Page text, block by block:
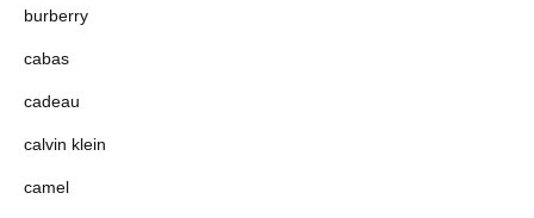
burberry
cabas
cadeau
calvin klein
camel